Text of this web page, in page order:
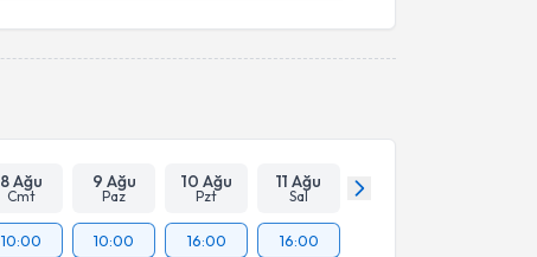
8 Ağu
Cmt
9 Ağu
Paz
10 Ağu
Pzt
11 Ağu
Sal
10:00
10:00
16:00
16:00